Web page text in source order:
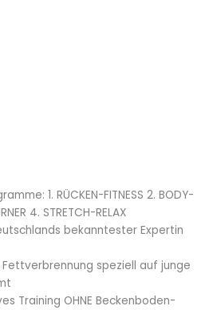
1. RÜCKEN-FITNESS 2. BODY-
4. STRETCH-RELAX
bekanntester Expertin
speziell auf junge
Training OHNE Beckenboden-